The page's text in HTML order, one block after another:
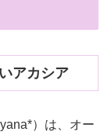
アカシア
）は、オー